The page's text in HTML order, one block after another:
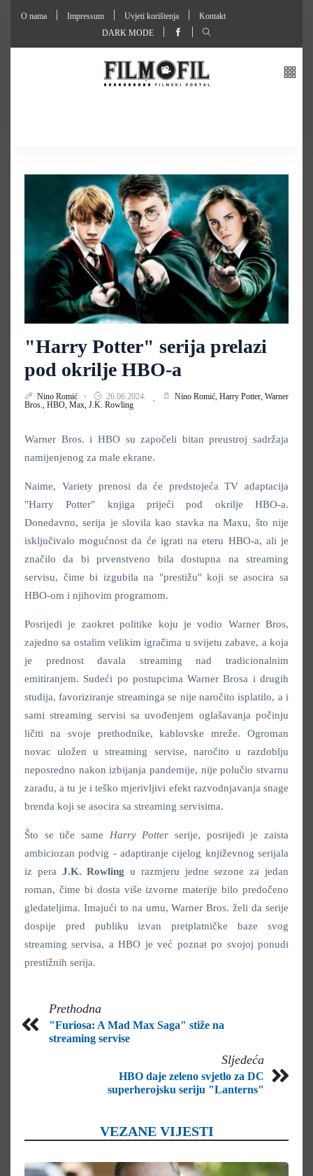
O nama Impressum Uvjeti korištenja
Kontakt
DARK MODE
"Harry Potter" serija prelazi
pod okrilje HBO-a
Nino Romić 26.06.2024. Nino Romić, Harry Potter, Warner
Bros., HBO, Max, J.K. Rowling
Warner Bros. i HBO su započeli bitan preustroj sadržaja
namijenjenog za male ekrane.
Naime, Variety prenosi da će predstojeća TV adaptacija
"Harry Potter" knjiga prijeći pod okrilje HBO-a.
Donedavno, serija je slovila kao stavka na Maxu, što nije
isključivalo mogućnost da će igrati na eteru HBO-a, ali je
značilo da bi prvenstveno bila dostupna na streaming
servisu, čime bi izgubila na "prestižu" koji se asocira sa
HBO-om i njihovim programom.
Posrijedi je zaokret politike koju je vodio Warner Bros,
zajedno sa ostalim velikim igračima u svijetu zabave, a koja
je prednost davala streaming nad tradicionalnim
emitiranjem. Sudeći po postupcima Warner Brosa i drugih
studija, favoriziranje streaminga se nije naročito isplatilo, a i
sami streaming servisi sa uvođenjem oglašavanja počinju
ličiti na svoje prethodnike, kablovske mreže. Ogroman
novac uložen u streaming servise, naročito u razdoblju
neposredno nakon izbijanja pandemije, nije polučio stvarnu
zaradu, a tu je i teško mjerivljivi efekt razvodnjavanja snage
brenda koji se asocira sa streaming servisima.
Što se tiče same Harry Potterserije, posrijedi je zaista
ambiciozan podvig - adaptiranje cijelog književnog serijala
iz pera J.K. Rowlingu razmjeru jedne sezone za jedan
roman, čime bi dosta više izvorne materije bilo predočeno
gledateljima. Imajući to na umu, Warner Bros. želi da serije
dospije pred publiku izvan pretplatničke baze svog
streaming servisa, a HBO je već poznat po svojoj ponudi
prestižnih serija.
Prethodna
"Furiosa: A Mad Max Saga" stiže na
streaming servise
Sljedeća
HBO daje zeleno svjetlo za DC
superherojsku seriju "Lanterns"
VEZANE VIJESTI